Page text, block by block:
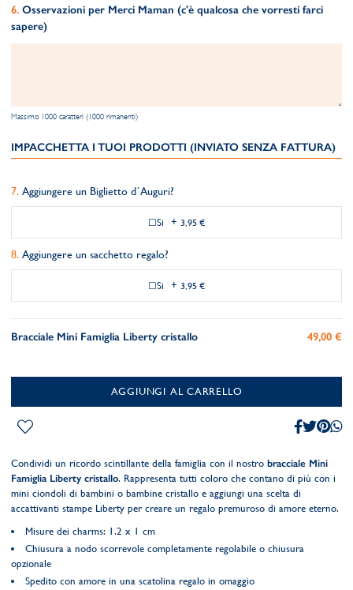
Osservazioni per Merci Maman (c'è qualcosa che vorresti farci
sapere)
Massimo 1000 caratteri (1000 rimanenti)
IMPACCHETTA I TUOI PRODOTTI (INVIATO SENZA FATTURA)
Aggiungere un Biglietto d´Auguri?
Si + 3,95 €
Aggiungere un sacchetto regalo?
Si + 3,95 €
Bracciale Mini Famiglia Liberty cristallo 49,00 €
AGGIUNGI AL CARRELLO
Condividi un ricordo scintillante della famiglia con il nostro bracciale Mini
Famiglia Liberty cristallo. Rappresenta tutti coloro che contano di più con i
mini ciondoli di bambini o bambine cristallo e aggiungi una scelta di
accattivanti stampe Liberty per creare un regalo premuroso di amore eterno.
Misure dei charms: 1.2 x 1 cm
Chiusura a nodo scorrevole completamente regolabile o chiusura
opzionale
Spedito con amore in una scatolina regalo in omaggio